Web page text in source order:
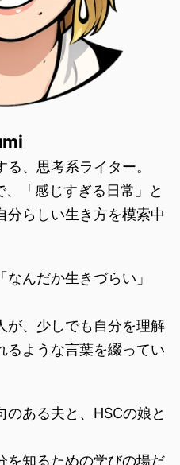
、思考系ライター。
、「感じすぎる日常」と
分らしい生き方を模索中
なんだか生きづらい」
が、少しでも自分を理解
るような言葉を綴ってい
ある夫と、HSCの娘と
を知るための学びの場だ